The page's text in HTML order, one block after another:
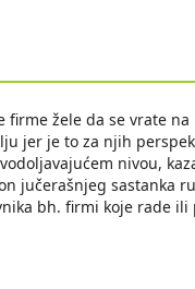
firme žele da se vrate
jer je to za njih
nivou,
jučerašnjeg sastanka
bh. firmi koje rade